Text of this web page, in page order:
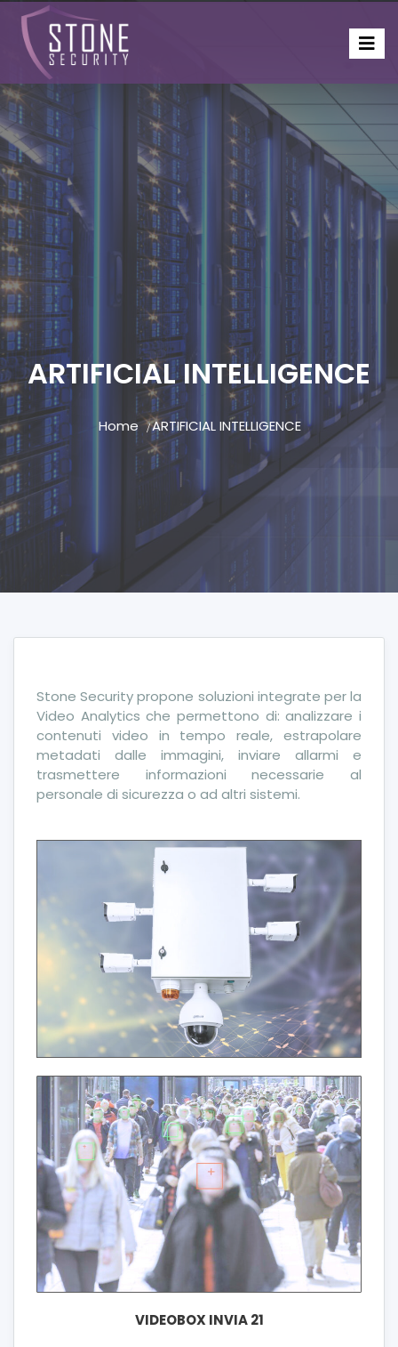
ARTIFICIAL INTELLIGENCE
Home ARTIFICIAL INTELLIGENCE
Stone Security propone soluzioni integrate per la
Video Analytics che permettono di: analizzare i
contenuti video in tempo reale, estrapolare
metadati dalle immagini, inviare allarmi e
trasmettere informazioni necessarie al
personale di sicurezza o ad altri sistemi.
VIDEOBOX INVIA 21